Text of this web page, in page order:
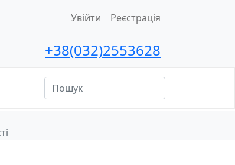
Увійти Реєстрація
+38(032)2553628